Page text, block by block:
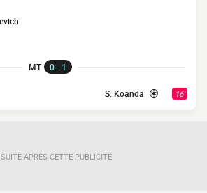
MT 0 - 1
16'
S. Koanda
APRÈS CETTE PUBLICITÉ